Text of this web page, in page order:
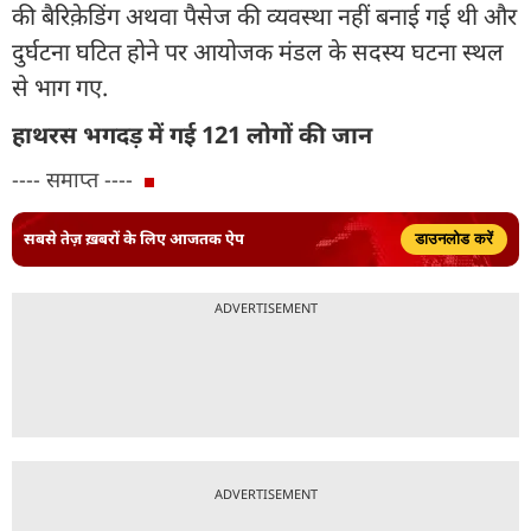
की बैरिके़डिंग अथवा पैसेज की व्यवस्था नहीं बनाई गई थी और
दुर्घटना घटित होने पर आयोजक मंडल के सदस्य घटना स्थल
से भाग गए.
हाथरस भगदड़ में गई 121 लोगों की जान
---- समाप्त ----
सबसे तेज़ ख़बरों के लिए आजतक ऐप डाउनलोड करें
ADVERTISEMENT
ADVERTISEMENT